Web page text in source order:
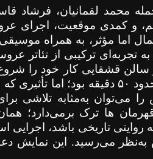
محمد لقمانیان، فرشاد
و کمدی موقعیت، اجرای
اما مؤثر، به همراه
ترکیبی از تئاتر
سالن قشقایی کار خود را
۵۰ دقیقه بود؛ اما تأثیری
را می‌توان به‌مثابه تلاشی
ها ترک برمی‌دارد؛
تاریخی باشد، اجرایی
می‌رسید. این نمایش